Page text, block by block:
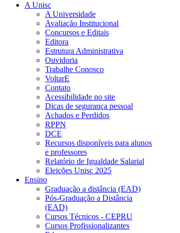
A Unisc
A Universidade
Avaliação Institucional
Concursos e Editais
Editora
Estrutura Administrativa
Ouvidoria
Trabalhe Conosco
VoltarE
Contato
Acessibilidade no site
Dicas de segurança pessoal
Achados e Perdidos
RPPN
DCE
Recursos disponíveis para alunos
e professores
Relatório de Igualdade Salarial
Eleições Unisc 2025
Ensino
Graduação a distância (EAD)
Pós-Graduação a Distância
(EAD)
Cursos Técnicos - CEPRU
Cursos Profissionalizantes